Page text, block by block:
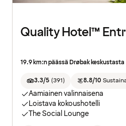
Quality Hotel™
19.9 km:n päässä Drøbak keskustasta
3.3/5 (391) 8.8/10
Aamiainen valinnaisena
Loistava kokoushotelli
The Social Lounge